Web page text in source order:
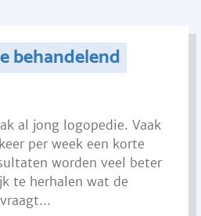
behandelend
al jong logopedie. Vaak
per week een korte
worden veel beter
te herhalen wat de